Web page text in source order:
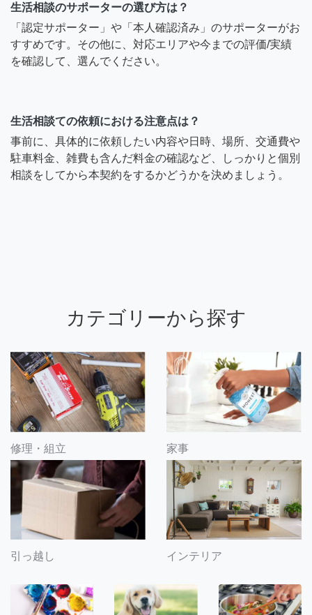
生活相談のサポーターの選び方は？
「認定サポーター」や「本人確認済み」のサポーターがお
すすめです。その他に、対応エリアや今までの評価/実績
を確認して、選んでください。
生活相談ての依頼における注意点は？
事前に、具体的に依頼したい内容や日時、場所、交通費や
駐車料金、雑費も含んだ料金の確認など、しっかりと個別
相談をしてから本契約をするかどうかを決めましょう。
カテゴリーから探す
修理・組立 家事
引っ越し インテリア